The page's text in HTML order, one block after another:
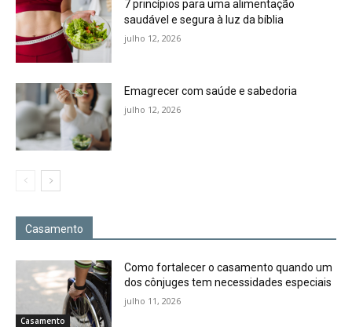
7 princípios para uma alimentação
saudável e segura à luz da bíblia
julho 12, 2026
Emagrecer com saúde e sabedoria
julho 12, 2026
Casamento
Casamento
Como fortalecer o casamento quando um
dos cônjuges tem necessidades especiais
julho 11, 2026